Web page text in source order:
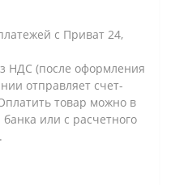
с Приват 24,
НДС (после оформления
отправляет счет-
товар можно в
или с расчетного